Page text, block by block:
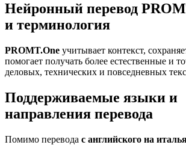
Нейронный перевод
и терминология
PROMT.One учитывает контекст,
помогает получать более естественные и
деловых, технических и повседневных
Поддерживаемые языки и
направления перевода
Помимо перевода с английского на